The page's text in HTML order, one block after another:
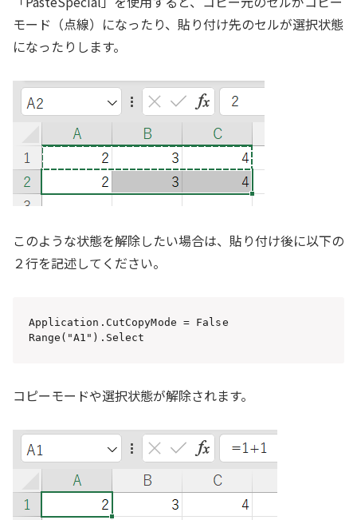
モード（点線）になったり、貼り付け先のセルが選択状態
になったりします。
このような状態を解除したい場合は、貼り付け後に以下の
２行を記述してください。
Application.CutCopyMode = False
Range("A1").Select
コピーモードや選択状態が解除されます。